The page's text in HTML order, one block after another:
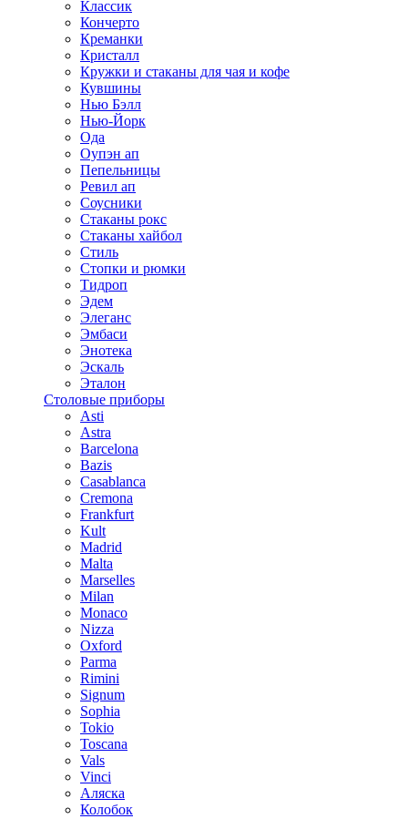
Классик
Кончерто
Креманки
Кристалл
Кружки и стаканы для чая и кофе
Кувшины
Нью Бэлл
Нью-Йорк
Ода
Оупэн ап
Пепельницы
Ревил ап
Соусники
Стаканы рокс
Стаканы хайбол
Стиль
Стопки и рюмки
Тидроп
Эдем
Элеганс
Эмбаси
Энотека
Эскаль
Эталон
Столовые приборы
Asti
Astra
Barcelona
Bazis
Casablanca
Cremona
Frankfurt
Kult
Madrid
Malta
Marselles
Milan
Monaco
Nizza
Oxford
Parma
Rimini
Signum
Sophia
Tokio
Toscana
Vals
Vinci
Аляска
Колобок